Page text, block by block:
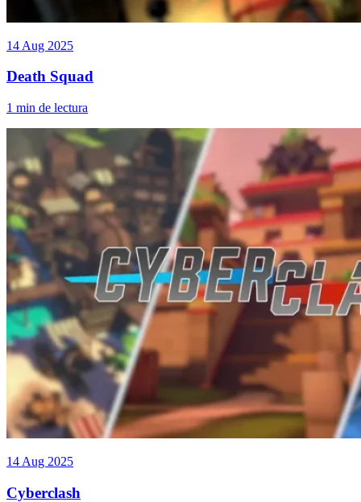
14 Aug 2025
Death Squad
1 min de lectura
14 Aug 2025
Cyberclash